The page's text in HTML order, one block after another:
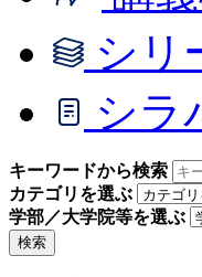
シリ
シラ
キーワードから検索
カテゴリを選ぶ
学部／大学院等を選ぶ
検索